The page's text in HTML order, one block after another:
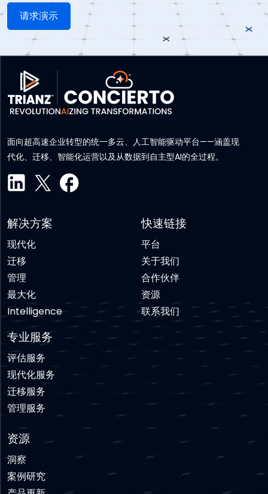
面向超高速企业转型的统一多云、人工智能驱动平台——涵盖现
代化、迁移、智能化运营以及从数据到自主型AI的全过程。
解决方案
现代化
迁移
管理
最大化
Intelligence
专业服务
评估服务
现代化服务
迁移服务
管理服务
快速链接
平台
关于我们
合作伙伴
资源
联系我们
资源
洞察
案例研究